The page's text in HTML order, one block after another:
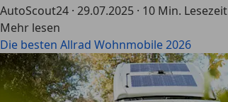
AutoScout24 · 29.07.2025 · 10 Min. Lesezeit
Mehr lesen
Die besten Allrad Wohnmobile 2026